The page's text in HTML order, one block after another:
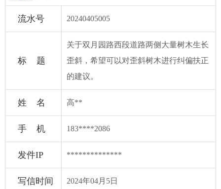
流水号 20240405005
标 题
关于双月园路西段道路两侧大量树木生长
歪斜，希望可以对歪斜树木进行纠偏扶正
的建议。
姓 名 高**
手 机 183****2086
发件IP **************
写信时间 2024年04月5日